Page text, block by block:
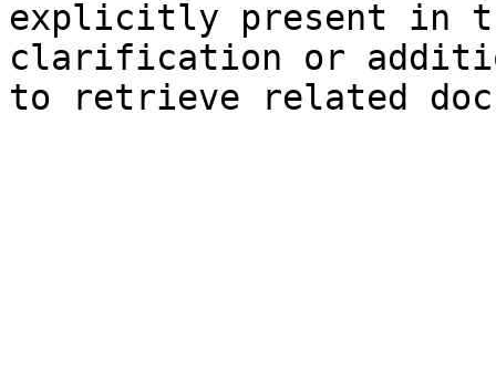
explicitly present in
clarification or